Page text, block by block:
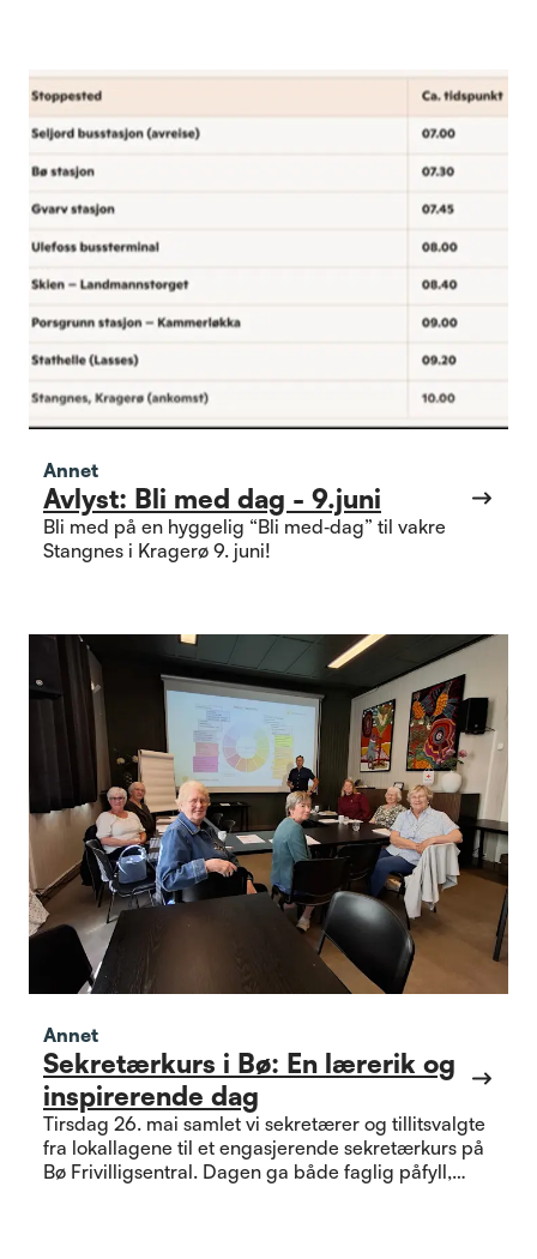
Annet
Avlyst: Bli med dag - 9.juni
Bli med på en hyggelig “Bli med‑dag” til vakre
Stangnes i Kragerø 9. juni!
Annet
Sekretærkurs i Bø: En lærerik og
inspirerende dag
Tirsdag 26. mai samlet vi sekretærer og tillitsvalgte
fra lokallagene til et engasjerende sekretærkurs på
Bø Frivilligsentral. Dagen ga både faglig påfyll,